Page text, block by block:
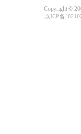
Copyright ©
京ICP备